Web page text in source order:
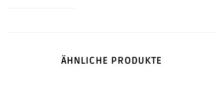
ÄHNLICHE PRODUKTE